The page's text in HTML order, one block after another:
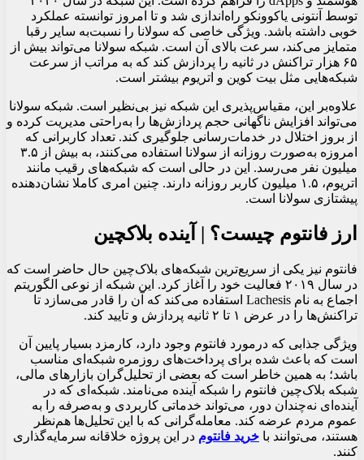
توسط آنتونی یاکوونکو راه‌اندازی شد و تا امروز توانسته عملکرد
خوبی داشته باشد. ویژگی خاصی که سولانا را نسبت‌به سایر رقبا
متمایز می‌کند، سرعت بالای آن است. شبکه سولانا می‌تواند بیش از
۶۵ هزار تراکنش در ثانیه را پردازش کند که به مراتب از سرعت
شبکه‌هایی مثل بیت کوین و اتریوم بیشتر است.
علاوه‌بر این، مقیاس‌پذیری این شبکه نیز بی‌نظیر است. شبکه سولانا
می‌تواند افزایش ناگهانی حجم پردازش‌ها را به‌راحتی مدیریت کرده و
از بروز اختلال در خدمات‌رسانی جلوگیری کند. تعداد کاربرانی که
امروزه به‌صورت روزانه از سولانا استفاده می‌کنند، به بیش از ۳.۵
میلیون نفر می‌رسد. این در حالی است که شبکه‌های رقیب مانند
اتریوم، ۱.۵ میلیون کاربر روزانه دارند. چنین امری کاملا نشان‌دهنده
پیشتازی سولانا است.
ارز فانتوم چیست؟ | آینده بلاکچین
فانتوم نیز یکی از سریع‌ترین شبکه‌های بلاک‌چین حال حاضر است که
در سال ۲۰۱۹ فعالیت خود را آغاز کرد. این شبکه از نوعی الگوریتم
اجماع به نام Lachesis استفاده می‌کند که آن را قادر می‌سازد تا
تراکنش‌ها را در عرض ۱ تا ۲ ثانیه پردازش و تایید کند.
ویژگی جذابی که درمورد فانتوم وجود دارد، کارمزد بسیار پایین آن
است که باعث شده برای پرداخت‌های روزمره شبکه‌ای مناسب
باشد؛ به همین خاطر است که بعضی از تحلیل‌گران بازارهای مالی،
شبکه بلاک‌چین فانتوم را شبکه‌ آینده می‌نامند. شبکه‌ای که در
آینده‌ای نه‌چندان دور، می‌تواند خدماتی کاربردی و به‌صرفه را به
عموم مردم عرضه کند. معامله‌گرانی که با این تحلیل‌ها هم‌نظر
هستند، می‌توانند با خرید فانتوم در این پروژه خلاقانه سرمایه‌گذاری
کنند.